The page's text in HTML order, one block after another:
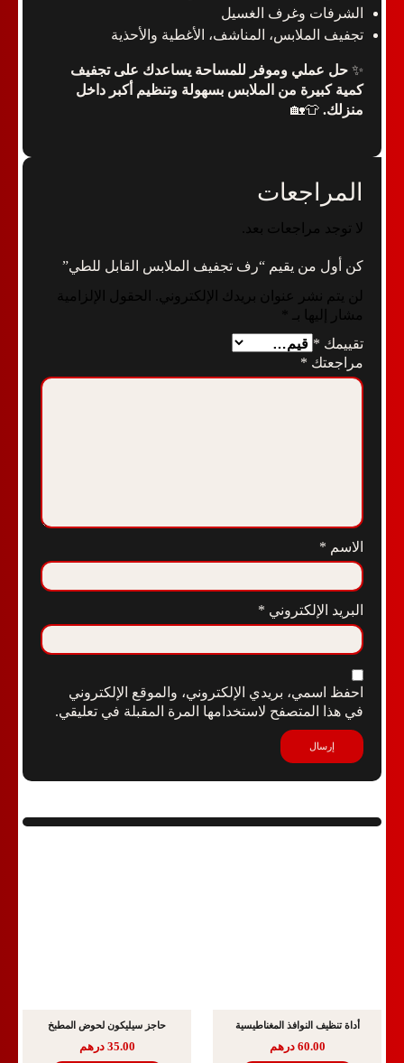
الشرفات وغرف الغسيل
تجفيف الملابس، المناشف، الأغطية والأحذية
✨ حل عملي وموفر للمساحة يساعدك على تجفيف
كمية كبيرة من الملابس بسهولة وتنظيم أكبر داخل
منزلك. 👕🏡
المراجعات
لا توجد مراجعات بعد.
كن أول من يقيم “رف تجفيف الملابس القابل للطي”
لن يتم نشر عنوان بريدك الإلكتروني.
الحقول الإلزامية
مشار إليها بـ
تقييمك *
مراجعتك *
الاسم *
البريد الإلكتروني *
احفظ اسمي، بريدي الإلكتروني، والموقع الإلكتروني
في هذا المتصفح لاستخدامها المرة المقبلة في تعليقي.
أداة تنظيف النوافذ المغناطيسية
60.00 درهم
حاجز سيليكون لحوض المطبخ
35.00 درهم